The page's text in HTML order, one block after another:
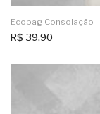
Ecobag Consolação
R$ 39,90